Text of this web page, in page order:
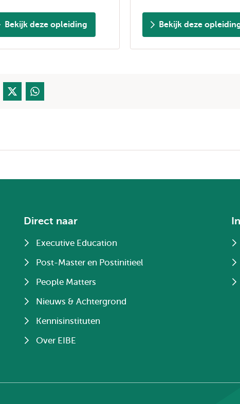
Bekijk deze opleiding Bekijk deze
Direct naar
Executive Education
Post-Master en Postinitieel
People Matters
Nieuws & Achtergrond
Kennisinstituten
Over EIBE